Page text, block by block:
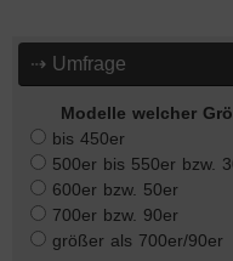
⇢ Umfrage
Modelle welcher
bis 450er
500er bis 550er bzw.
600er bzw. 50er
700er bzw. 90er
größer als 700er/90er